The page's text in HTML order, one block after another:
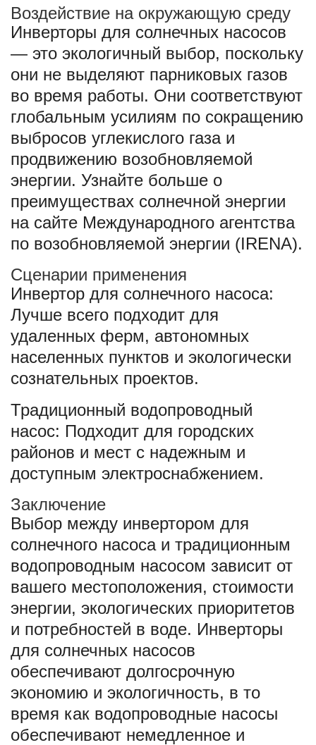
Воздействие на окружающую среду
Инверторы для солнечных насосов
— это экологичный выбор, поскольку
они не выделяют парниковых газов
во время работы. Они соответствуют
глобальным усилиям по сокращению
выбросов углекислого газа и
продвижению возобновляемой
энергии. Узнайте больше о
преимуществах солнечной энергии
на сайте Международного агентства
по возобновляемой энергии (IRENA).
Сценарии применения
Инвертор для солнечного насоса:
Лучше всего подходит для
удаленных ферм, автономных
населенных пунктов и экологически
сознательных проектов.
Традиционный водопроводный
насос: Подходит для городских
районов и мест с надежным и
доступным электроснабжением.
Заключение
Выбор между инвертором для
солнечного насоса и традиционным
водопроводным насосом зависит от
вашего местоположения, стоимости
энергии, экологических приоритетов
и потребностей в воде. Инверторы
для солнечных насосов
обеспечивают долгосрочную
экономию и экологичность, в то
время как водопроводные насосы
обеспечивают немедленное и